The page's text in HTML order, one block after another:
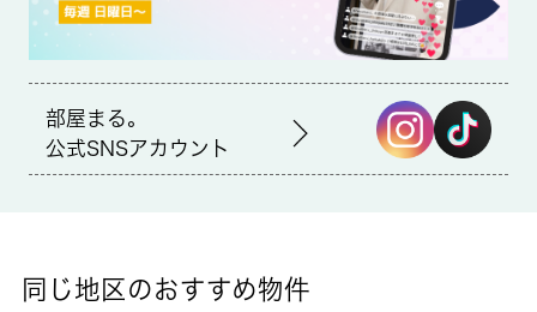
部屋まる。
公式SNSアカウント
同じ地区のおすすめ物件